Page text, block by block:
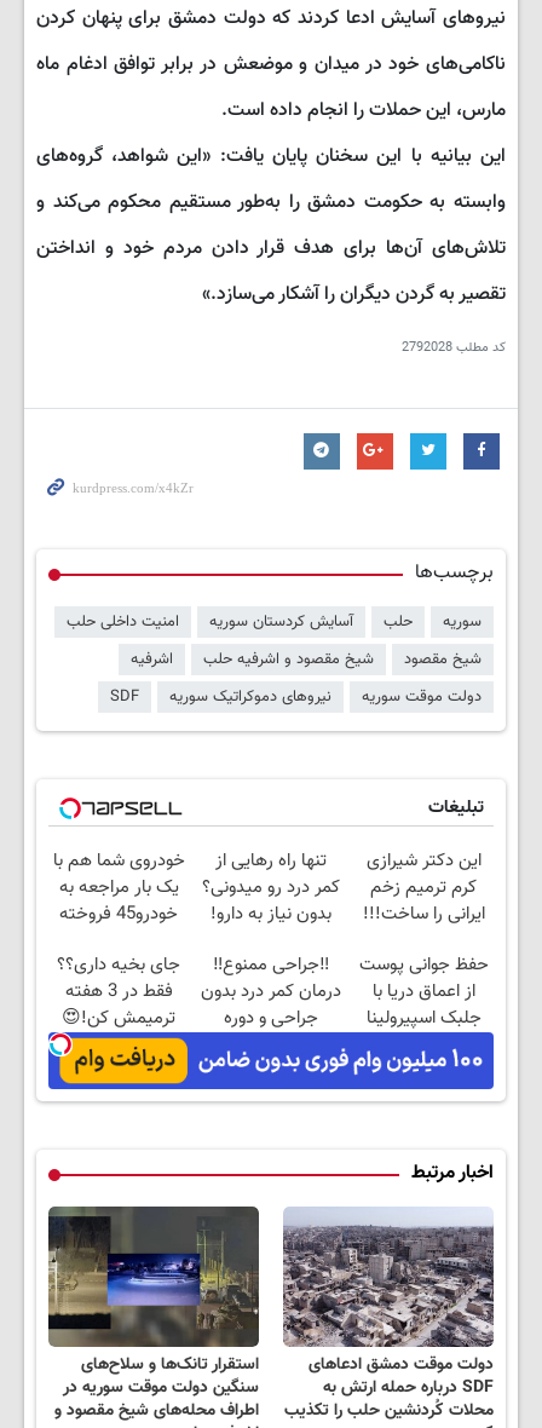
نیروهای آسایش ادعا کردند که دولت دمشق برای پنهان کردن
ناکامی‌های خود در میدان و موضعش در برابر توافق ادغام ماه
مارس، این حملات را انجام داده است.
این بیانیه با این سخنان پایان یافت: «این شواهد، گروه‌های
وابسته به حکومت دمشق را به‌طور مستقیم محکوم می‌کند و
تلاش‌های آن‌ها برای هدف قرار دادن مردم خود و انداختن
تقصیر به گردن دیگران را آشکار می‌سازد.»
کد مطلب2792028
برچسب‌ها
سوریه حلب آسایش کردستان سوریه
امنیت داخلی حلب
شیخ مقصود
شیخ مقصود و اشرفیه حلب
اشرفیه
دولت موقت سوریه
نیروهای دموکراتیک سوریه SDF
تبلیغات
این دکتر شیرازی
کرم ترمیم زخم
ایرانی را ساخت!!!
تنها راه رهایی از
کمر درد رو میدونی؟
بدون نیاز به دارو!
خودروی شما هم با
یک بار مراجعه به
خودرو45 فروخته
حفظ جوانی پوست
از اعماق دریا با
جلبک اسپیرولینا
‼️جراحی ممنوع‼️
درمان کمر درد بدون
جراحی و دوره
جای بخیه داری؟؟
فقط در 3 هفته
ترمیمش کن!😍
اخبار مرتبط
دولت موقت دمشق ادعاهای
SDF درباره حمله ارتش به
محلات کُردنشین حلب را تکذیب
استقرار تانک‌ها و سلاح‌های
سنگین دولت موقت سوریه در
اطراف محله‌های شیخ مقصود و